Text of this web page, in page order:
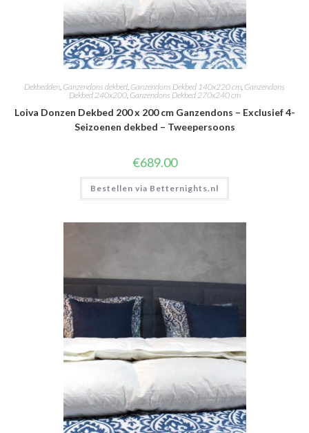
Dekbedden Ganzendons dekbed Ganzendons Dekbed 140x220 cm Ganzendons
Dekbed 240x200, Ganzendons Dekbed 270x240 cm
Loiva Donzen Dekbed 200 x 200 cm Ganzendons – Exclusief 4-
Seizoenen dekbed – Tweepersoons
€689.00
Bestellen via Betternights.nl